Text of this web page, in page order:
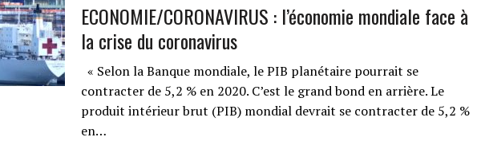
ECONOMIE/CORONAVIRUS : l’économie mondiale face à
la crise du coronavirus
« Selon la Banque mondiale, le PIB planétaire pourrait se
contracter de 5,2 % en 2020. C’est le grand bond en arrière. Le
produit intérieur brut (PIB) mondial devrait se contracter de 5,2 %
en…